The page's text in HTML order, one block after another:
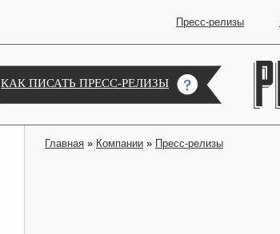
Пресс-релизы
КАК ПИСАТЬ ПРЕСС-РЕЛИЗЫ
Главная » Компании » Пресс-релизы